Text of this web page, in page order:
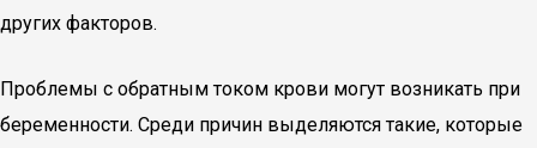
других факторов.
Проблемы с обратным током крови могут возникать при
беременности. Среди причин выделяются такие, которые